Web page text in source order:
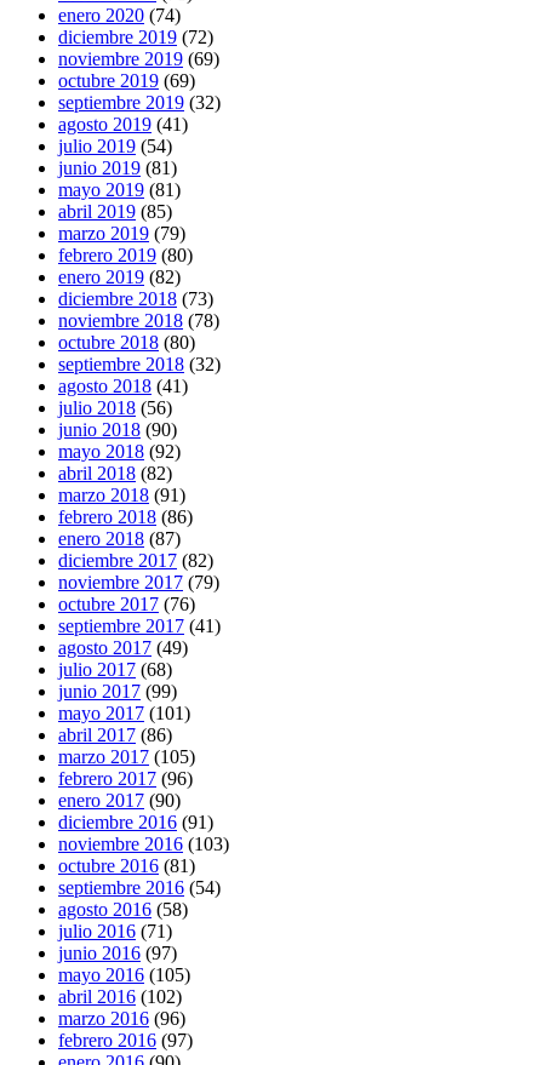
enero 2020 (74)
diciembre 2019 (72)
noviembre 2019 (69)
octubre 2019 (69)
septiembre 2019 (32)
agosto 2019 (41)
julio 2019 (54)
junio 2019 (81)
mayo 2019 (81)
abril 2019 (85)
marzo 2019 (79)
febrero 2019 (80)
enero 2019 (82)
diciembre 2018 (73)
noviembre 2018 (78)
octubre 2018 (80)
septiembre 2018 (32)
agosto 2018 (41)
julio 2018 (56)
junio 2018 (90)
mayo 2018 (92)
abril 2018 (82)
marzo 2018 (91)
febrero 2018 (86)
enero 2018 (87)
diciembre 2017 (82)
noviembre 2017 (79)
octubre 2017 (76)
septiembre 2017 (41)
agosto 2017 (49)
julio 2017 (68)
junio 2017 (99)
mayo 2017 (101)
abril 2017 (86)
marzo 2017 (105)
febrero 2017 (96)
enero 2017 (90)
diciembre 2016 (91)
noviembre 2016 (103)
octubre 2016 (81)
septiembre 2016 (54)
agosto 2016 (58)
julio 2016 (71)
junio 2016 (97)
mayo 2016 (105)
abril 2016 (102)
marzo 2016 (96)
febrero 2016 (97)